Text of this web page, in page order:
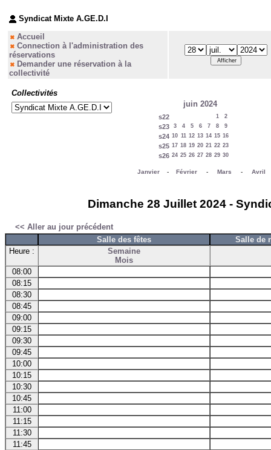
Syndicat Mixte A.GE.D.I
Accueil
Connection à l'administration des
réservations
Demander une réservation à la
collectivité
Collectivités
juin 2024
s22 1 2
s23 3 4 5 6 7 8 9
s24 10 11 12 13 14 15 16
s25 17 18 19 20 21 22 23
s26 24 25 26 27 28 29 30
Janvier- Février- Mars - Avril
Dimanche 28 Juillet 2024 -
<< Aller au jour précédent
Salle des fêtes
Salle de
Heure :
Semaine
Mois
08:00
08:15
08:30
08:45
09:00
09:15
09:30
09:45
10:00
10:15
10:30
10:45
11:00
11:15
11:30
11:45